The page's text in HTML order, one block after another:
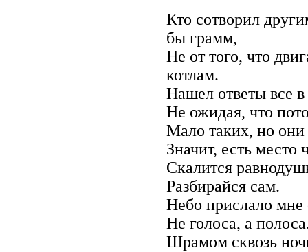
Кто сотворил
бы грамм,
Не от того, что
котлам.
Нашел ответы все
Не ожидая, что
Мало таких, но они
Значит, есть место
Скалится
Разбирайся сам.
Небо прислало мне
Не голоса, а
Шрамом сквозь